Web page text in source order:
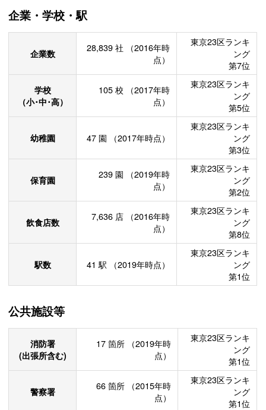
企業・学校・駅
企業数 28,839 社
（2016年時
点）
東京23区ランキ
ング
第7位
学校
（小･中･高）
105 校
（2017年時
点）
東京23区ランキ
ング
第5位
幼稚園 47 園 （2017年時点）
東京23区ランキ
ング
第3位
保育園 239 園
（2019年時
点）
東京23区ランキ
ング
第2位
飲食店数 7,636 店
（2016年時
点）
東京23区ランキ
ング
第8位
駅数 41駅 （2019年時点）
東京23区ランキ
ング
第1位
公共施設等
消防署
(出張所含む)
17 箇所
（2019年時
点）
東京23区ランキ
ング
第1位
警察署 66 箇所
（2015年時
点）
東京23区ランキ
ング
第1位